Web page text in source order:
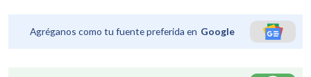
Agréganos como tu fuente preferida en Google